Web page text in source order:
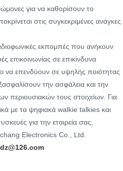
για να καθορίσουν το
στις συγκεκριμένες ανάγκες
εκπομπές που ανήκουν
επικοινωνίας σε επικίνδυνα
να επενδύουν σε υψηλής ποιότητας
την ασφάλεια και την
περιουσιακών τους στοιχείων. Για
με τα ψηφιακά walkie talkies και
για την εταιρεία σας,
Electronics Co., Ltd.